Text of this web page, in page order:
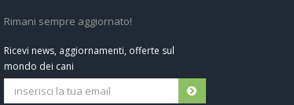
Rimani sempre aggiornato!
Ricevi news, aggiornamenti, offerte sul
mondo dei cani